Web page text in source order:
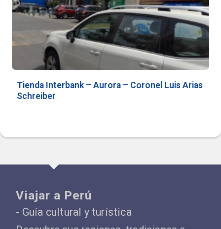
Tienda Interbank – Aurora – Coronel Luis Arias
Schreiber
Viajar a Perú
- Guía cultural y turística